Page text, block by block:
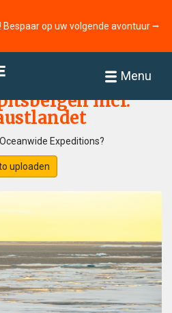
op uw volgende avontuur ⭢
Menu
incl.
Expeditions?
uploaden